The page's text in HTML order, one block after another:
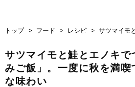
トップ フード レシピ サツマイモ
サツマイモと鮭とエノキで
みご飯」。一度に秋を満喫
な味わい